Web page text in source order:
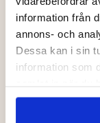
information från
annons- och
Dessa kan i sin
information som
DU